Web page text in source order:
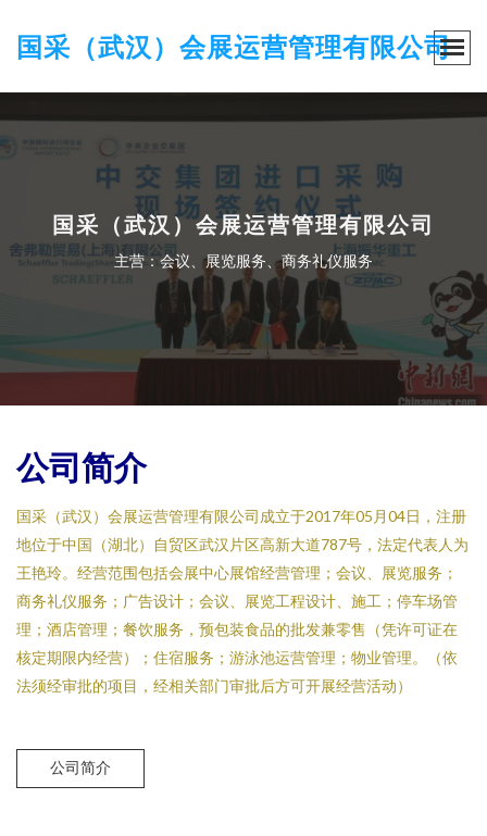
国采（武汉）会展运营管理有限公司
国采（武汉）会展运营管理有限公司
主营：会议、展览服务、商务礼仪服务
公司简介
国采（武汉）会展运营管理有限公司成立于2017年05月04日，注册
地位于中国（湖北）自贸区武汉片区高新大道787号，法定代表人为
王艳玲。经营范围包括会展中心展馆经营管理；会议、展览服务；
商务礼仪服务；广告设计；会议、展览工程设计、施工；停车场管
理；酒店管理；餐饮服务，预包装食品的批发兼零售（凭许可证在
核定期限内经营）；住宿服务；游泳池运营管理；物业管理。（依
法须经审批的项目，经相关部门审批后方可开展经营活动）
公司简介